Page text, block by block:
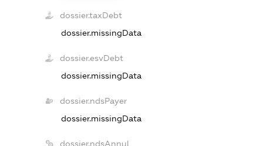
dossier.taxDebt
dossier.missingData
dossier.esvDebt
dossier.missingData
dossier.ndsPayer
dossier.missingData
dossier.ndsAnnul